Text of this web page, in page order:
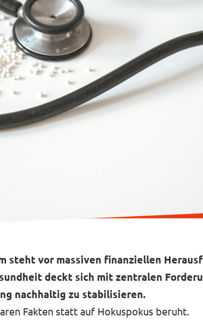
steht vor massiven finanziellen
deckt sich mit zentralen
nachhaltig zu stabilisieren.
Fakten statt auf Hokuspokus beruht.